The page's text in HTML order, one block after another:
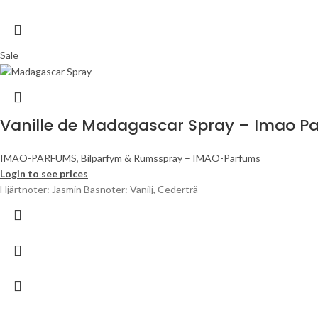
Sale
Vanille de Madagascar Spray – Imao
IMAO-PARFUMS, Bilparfym & Rumsspray – IMAO-Parfums
Login to see prices
Hjärtnoter: Jasmin Basnoter: Vanilj, Cederträ